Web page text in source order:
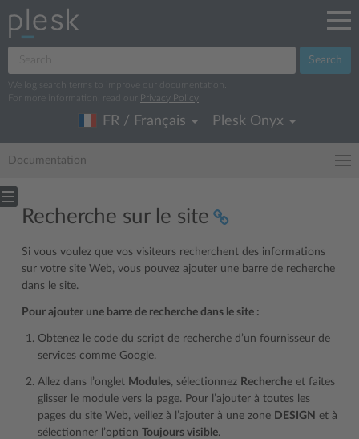
Search
We log search terms to improve our documentation.
For more information, read our
Privacy Policy
FR / Français Plesk Onyx
Documentation
Recherche sur le site
Si vous voulez que vos visiteurs recherchent des informations
sur votre site Web, vous pouvez ajouter une barre de recherche
dans le site.
Pour ajouter une barre de recherche dans le site :
Obtenez le code du script de recherche d’un fournisseur de
services comme Google.
Allez dans l’onglet Modules, sélectionnez Recherche et faites
glisser le module vers la page. Pour l’ajouter à toutes les
pages du site Web, veillez à l’ajouter à une zone DESIGN et à
sélectionner l’option Toujours visible.